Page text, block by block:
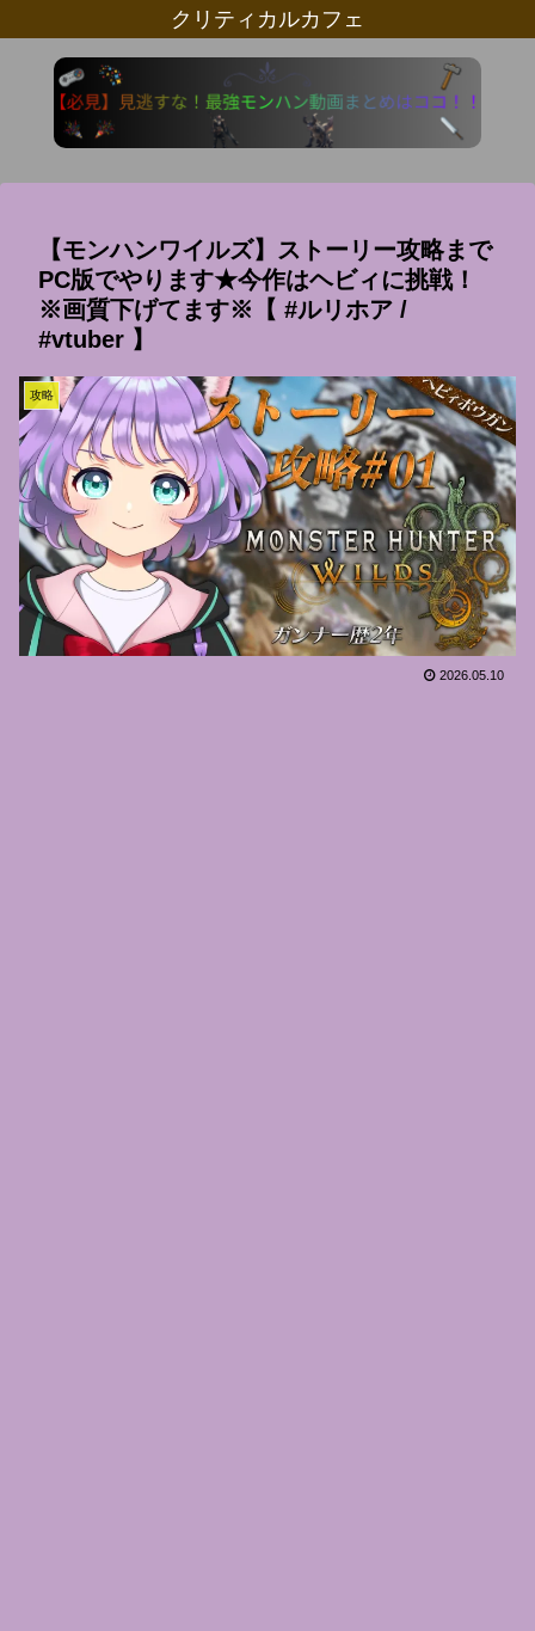
クリティカルカフェ
【モンハンワイルズ】ストーリー攻略まで
PC版でやります★今作はヘビィに挑戦！
※画質下げてます※【 #ルリホア /
#vtuber 】
攻略
2026.05.10